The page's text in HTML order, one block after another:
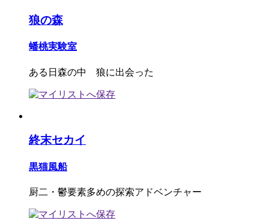
狼の森
蟠桃実験室
ある日森の中 狼に出会った
終末セカイ
黒猫風船
厨二・鬱要素多めの探索アドベンチャー